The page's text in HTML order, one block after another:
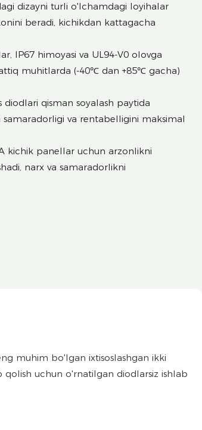
dizayni turli o'lchamdagi loyihalar
beradi, kichikdan kattagacha
IP67 himoyasi va UL94-V0 olovga
muhitlarda (-40℃ dan +85℃ gacha)
diodlari qisman soyalash paytida
va rentabelligini maksimal
kichik panellar uchun arzonlikni
narx va samaradorlikni
muhim bo'lgan ixtisoslashgan ikki
uchun o'rnatilgan diodlarsiz ishlab